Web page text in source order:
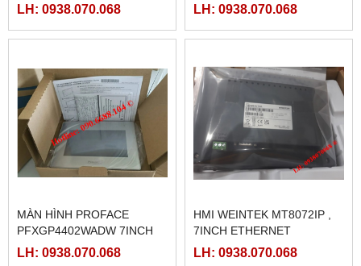
LH: 0938.070.068 LH: 0938.070.068
MÀN HÌNH PROFACE
PFXGP4402WADW 7INCH
LH: 0938.070.068
HMI WEINTEK MT8072IP ,
7INCH ETHERNET
LH: 0938.070.068